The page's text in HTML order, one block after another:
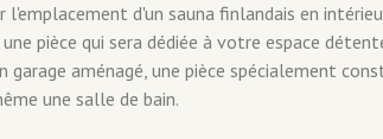
l'emplacement d'un sauna finlandais en
pièce qui sera dédiée à votre espace
garage aménagé, une pièce spécialement
une salle de bain.